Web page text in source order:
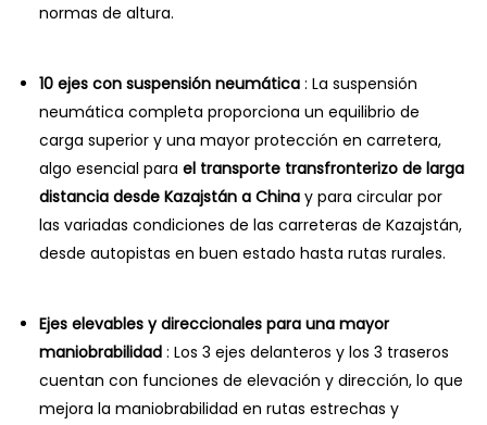
normas de altura.
10 ejes con suspensión neumática : La suspensión
neumática completa proporciona un equilibrio de
carga superior y una mayor protección en carretera,
algo esencial parael transporte transfronterizo de larga
distancia desde Kazajstán a China y para circular por
las variadas condiciones de las carreteras de Kazajstán,
desde autopistas en buen estado hasta rutas rurales.
Ejes elevables y direccionales para una mayor
maniobrabilidad : Los 3 ejes delanteros y los 3 traseros
cuentan con funciones de elevación y dirección, lo que
mejora la maniobrabilidad en rutas estrechas y